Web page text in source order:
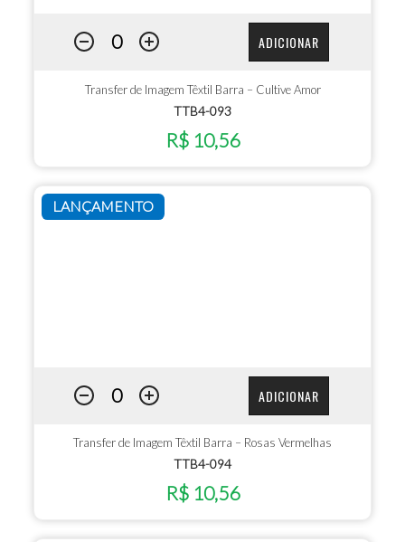
ADICIONAR
Transfer de Imagem Têxtil Barra – Cultive Amor
TTB4-093
R$ 10,56
LANÇAMENTO
ADICIONAR
Transfer de Imagem Têxtil Barra – Rosas Vermelhas
TTB4-094
R$ 10,56